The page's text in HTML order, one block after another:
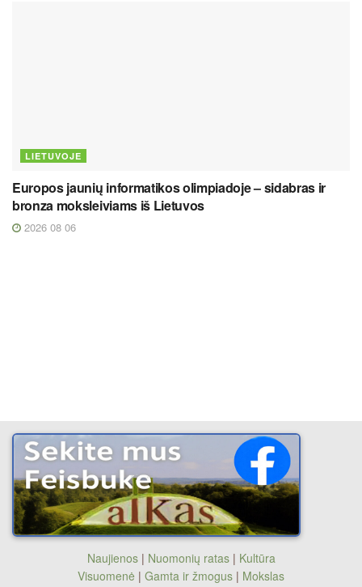
LIETUVOJE
Europos jaunių informatikos olimpiadoje – sidabras ir
bronza moksleiviams iš Lietuvos
2026 08 06
Naujienos| Nuomonių ratas| Kultūra
Visuomenė | Gamta ir žmogus | Mokslas